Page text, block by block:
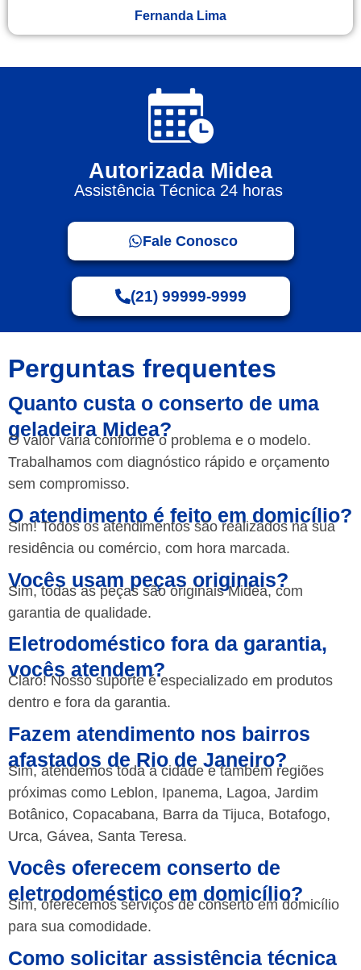
Fernanda Lima
Autorizada Midea
Assistência Técnica 24 horas
Fale Conosco
(21) 99999-9999
Perguntas frequentes
Quanto custa o conserto de uma
geladeira Midea?
O valor varia conforme o problema e o modelo.
Trabalhamos com diagnóstico rápido e orçamento
sem compromisso.
O atendimento é feito em domicílio?
Sim! Todos os atendimentos são realizados na sua
residência ou comércio, com hora marcada.
Vocês usam peças originais?
Sim, todas as peças são originais Midea, com
garantia de qualidade.
Eletrodoméstico fora da garantia,
vocês atendem?
Claro! Nosso suporte é especializado em produtos
dentro e fora da garantia.
Fazem atendimento nos bairros
afastados de Rio de Janeiro?
Sim, atendemos toda a cidade e também regiões
próximas como Leblon, Ipanema, Lagoa, Jardim
Botânico, Copacabana, Barra da Tijuca, Botafogo,
Urca, Gávea, Santa Teresa.
Vocês oferecem conserto de
eletrodoméstico em domicílio?
Sim, oferecemos serviços de conserto em domicílio
para sua comodidade.
Como solicitar assistência técnica